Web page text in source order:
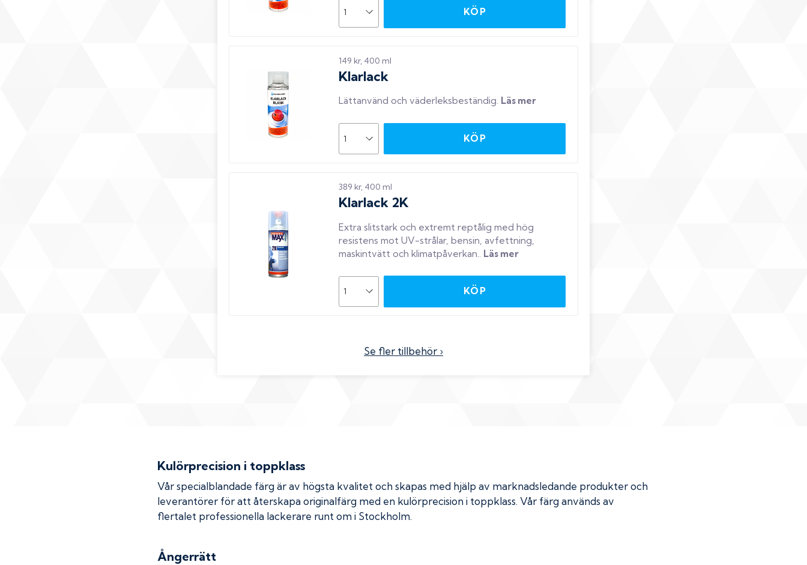
KÖP
149 kr, 400 ml
Klarlack
Lättanvänd och väderleksbeständig. Läs mer
KÖP
389 kr, 400 ml
Klarlack 2K
Extra slitstark och extremt reptålig med hög
resistens mot UV-strålar, bensin, avfettning,
maskintvätt och klimatpåverkan.
Läs mer
KÖP
Se fler tillbehör ›
Kulörprecision i toppklass
Vår specialblandade färg är av högsta kvalitet och skapas med hjälp av marknadsledande produkter och
leverantörer för att återskapa originalfärg med en kulörprecision i toppklass. Vår färg används av
flertalet professionella lackerare runt om i Stockholm.
Ångerrätt